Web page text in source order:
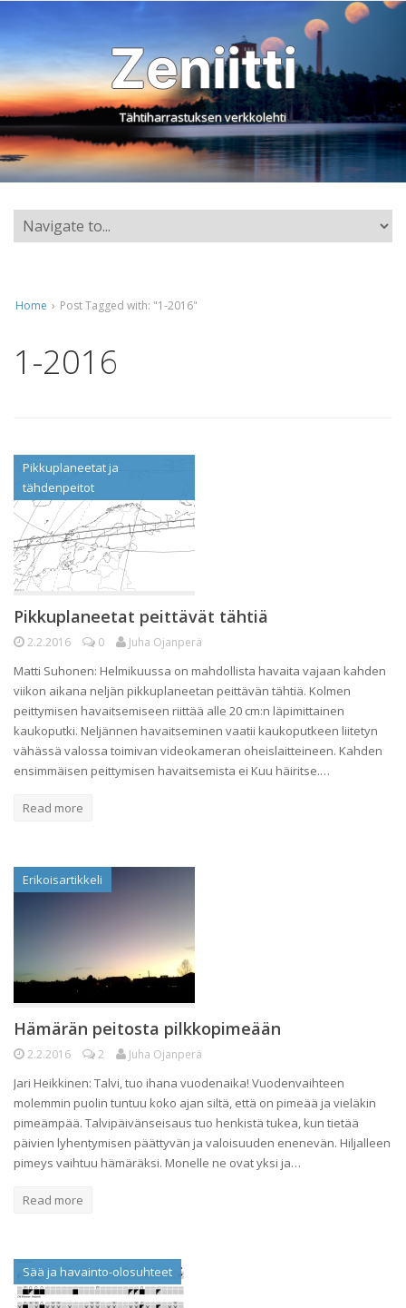
Zeniitti
Tähtiharrastuksen verkkolehti
Home › Post Tagged with: "1-2016"
1-2016
Pikkuplaneetat ja
tähdenpeitot
Pikkuplaneetat peittävät tähtiä
2.2.2016 0 Juha Ojanperä
Matti Suhonen: Helmikuussa on mahdollista havaita vajaan kahden
viikon aikana neljän pikkuplaneetan peittävän tähtiä. Kolmen
peittymisen havaitsemiseen riittää alle 20 cm:n läpimittainen
kaukoputki. Neljännen havaitseminen vaatii kaukoputkeen liitetyn
vähässä valossa toimivan videokameran oheislaitteineen. Kahden
ensimmäisen peittymisen havaitsemista ei Kuu häiritse.…
Read more
Erikoisartikkeli
Hämärän peitosta pilkkopimeään
2.2.2016 2 Juha Ojanperä
Jari Heikkinen: Talvi, tuo ihana vuodenaika! Vuodenvaihteen
molemmin puolin tuntuu koko ajan siltä, että on pimeää ja vieläkin
pimeämpää. Talvipäivänseisaus tuo henkistä tukea, kun tietää
päivien lyhentymisen päättyvän ja valoisuuden enenevän. Hiljalleen
pimeys vaihtuu hämäräksi. Monelle ne ovat yksi ja…
Read more
Sää ja havainto-olosuhteet